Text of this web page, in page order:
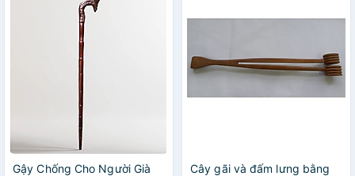
Gậy Chống Cho Người Già
Cây gãi và đấm lưng bằng